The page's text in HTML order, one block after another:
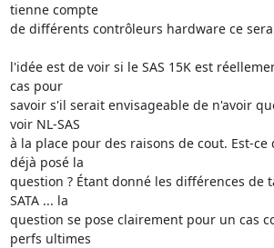
tienne compte
de différents contrôleurs hardware ce
l'idée est de voir si le SAS 15K est
cas pour
savoir s'il serait envisageable de n'avoir
voir NL-SAS
à la place pour des raisons de cout. Est-
déjà posé la
question ? Étant donné les différences de
SATA ... la
question se pose clairement pour un cas
perfs ultimes